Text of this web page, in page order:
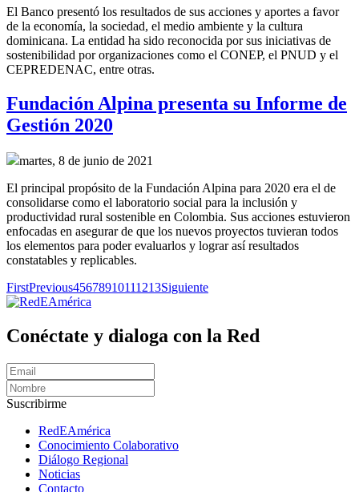
El Banco presentó los resultados de sus acciones y aportes a favor
de la economía, la sociedad, el medio ambiente y la cultura
dominicana. La entidad ha sido reconocida por sus iniciativas de
sostenibilidad por organizaciones como el CONEP, el PNUD y el
CEPREDENAC, entre otras.
Fundación Alpina presenta su Informe de
Gestión 2020
martes, 8 de junio de 2021
El principal propósito de la Fundación Alpina para 2020 era el de
consolidarse como el laboratorio social para la inclusión y
productividad rural sostenible en Colombia. Sus acciones estuvieron
enfocadas en asegurar de que los nuevos proyectos tuvieran todos
los elementos para poder evaluarlos y lograr así resultados
constatables y replicables.
FirstPrevious45678910111213Siguiente
Conéctate y dialoga con la Red
Suscribirme
RedEAmérica
Conocimiento Colaborativo
Diálogo Regional
Noticias
Contacto